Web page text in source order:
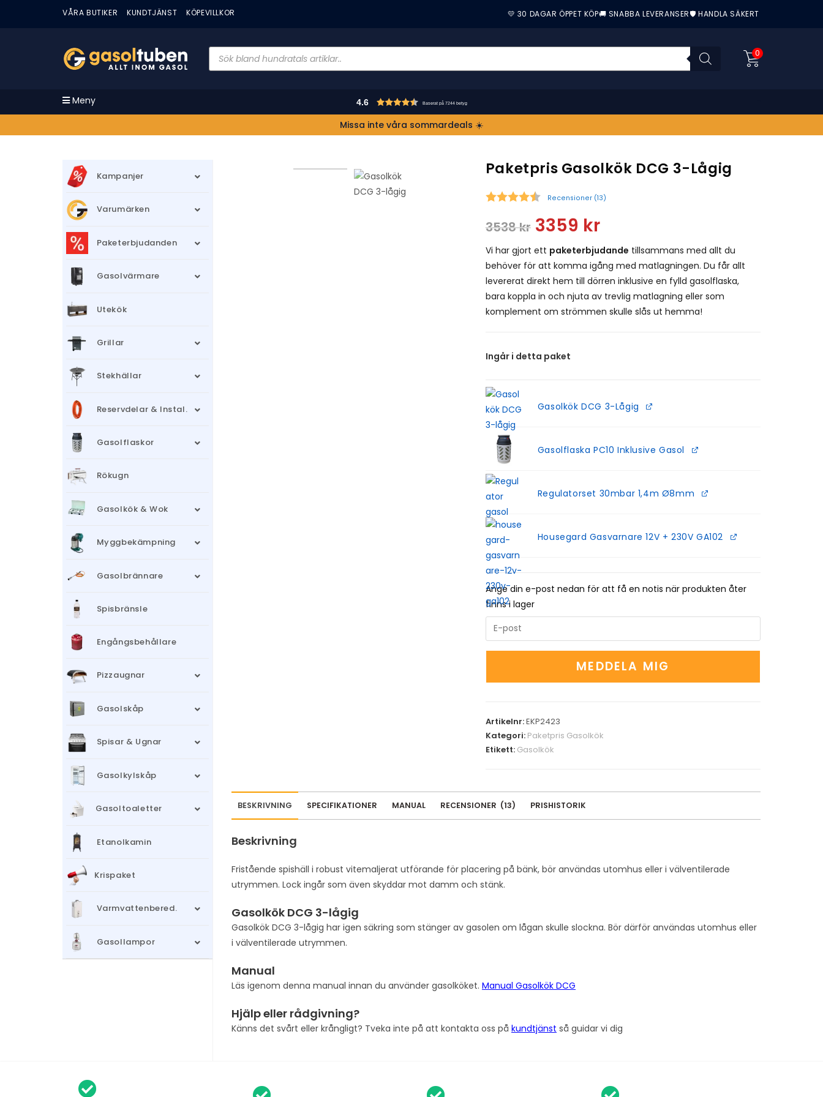
VÅRA BUTIKER KUNDTJÄNST KÖPEVILLKOR 💛 30 DAGAR ÖPPET KÖP🚚 SNABBA LEVERANSER🛡️ HANDLA SÄKERT
0
Meny 4.6 Baserat på 7244 betyg
Missa inte våra sommardeals ☀️
Paketpris Gasolkök DCG 3-Lågig
Recensioner (13)
3538kr 3359 kr
Vi har gjort ett paketerbjudande tillsammans med allt du
behöver för att komma igång med matlagningen. Du får allt
levererat direkt hem till dörren inklusive en fylld gasolflaska,
bara koppla in och njuta av trevlig matlagning eller som
komplement om strömmen skulle slås ut hemma!
Ingår i detta paket
Gasolkök DCG 3-Lågig
Gasolflaska PC10 Inklusive Gasol
Regulatorset 30mbar 1,4m Ø8mm
Housegard Gasvarnare 12V + 230V GA102
Ange din e-post nedan för att få en notis när produkten åter
finns i lager
n
t
r
u
r
a
i
l
d
r
s
o
MEDDELA MIG
Artikelnr:EKP2423
Kategori: Paketpris Gasolkök
Etikett: Gasolkök
BESKRIVNING SPECIFIKATIONER MANUAL RECENSIONER (13) PRISHISTORIK
Beskrivning
Fristående spishäll i robust vitemaljerat utförande för placering på bänk, bör användas utomhus eller i välventilerade
utrymmen. Lock ingår som även skyddar mot damm och stänk.
Gasolkök DCG 3-lågig
Gasolkök DCG 3-lågig har igen säkring som stänger av gasolen om lågan skulle slockna. Bör därför användas utomhus eller
i välventilerade utrymmen.
Manual
Läs igenom denna manual innan du använder gasolköket. Manual Gasolkök DCG
Hjälp eller rådgivning?
Känns det svårt eller krångligt? Tveka inte på att kontakta oss på kundtjänst så guidar vi dig
Kampanjer
Varumärken
Paketerbjudanden
Gasolvärmare
Utekök
Grillar
Stekhällar
Reservdelar & Instal.
Gasolflaskor
Rökugn
Gasolkök & Wok
Myggbekämpning
Gasolbrännare
Spisbränsle
Engångsbehållare
Pizzaugnar
Gasolskåp
Spisar & Ugnar
Gasolkylskåp
Gasoltoaletter
Etanolkamin
Krispaket
Varmvattenbered.
Gasollampor